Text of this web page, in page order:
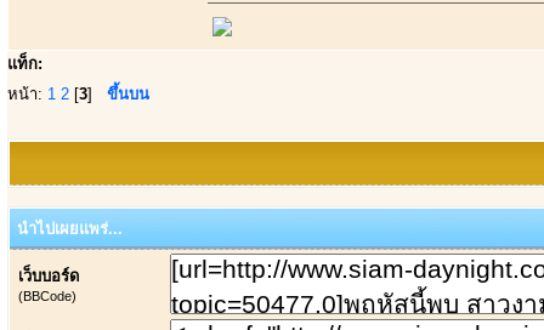
แท็ก:
หน้า: 1 2 [3] ขึ้นบน
นำไปเผยแพร่...
เว็บบอร์ด
(BBCode)